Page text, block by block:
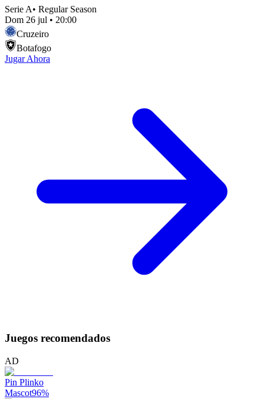
Serie A• Regular Season
Dom 26 jul • 20:00
Cruzeiro
Botafogo
Jugar Ahora
Juegos recomendados
AD
Pin Plinko
Mascot96%